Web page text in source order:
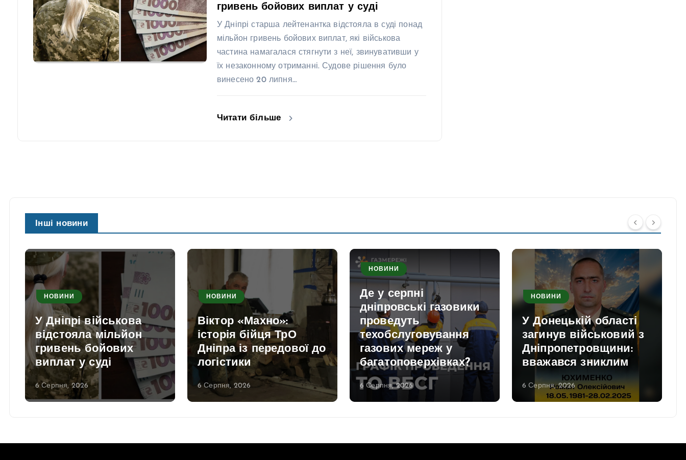
гривень бойових виплат у суді
У Дніпрі старша лейтенантка відстояла в суді понад
мільйон гривень бойових виплат, які військова
частина намагалася стягнути з неї, звинувативши у
їх незаконному отриманні. Судове рішення було
винесено 20 липня…
Читати більше
Інші новини
НОВИНИ
У Дніпрі військова
відстояла мільйон
гривень бойових
виплат у суді
6 Серпня, 2026
НОВИНИ
Віктор «Махно»:
історія бійця ТрО
Дніпра із передової до
логістики
6 Серпня, 2026
НОВИНИ
Де у серпні
дніпровські газовики
проведуть
техобслуговування
газових мереж у
багатоповерхівках?
6 Серпня, 2026
НОВИНИ
У Донецькій області
загинув військовий з
Дніпропетровщини:
вважався зниклим
6 Серпня, 2026